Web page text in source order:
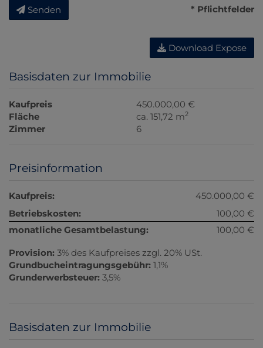
Senden * Pflichtfelder
Download Expose
Basisdaten zur Immobilie
Kaufpreis
450.000,00 €
Fläche
ca. 151,72 m2
Zimmer 6
Preisinformation
Kaufpreis:
450.000,00 €
Betriebskosten:
100,00 €
monatliche Gesamtbelastung:
100,00 €
Provision: 3% des Kaufpreises zzgl. 20% USt.
Grundbucheintragungsgebühr: 1,1%
Grunderwerbsteuer: 3,5%
Basisdaten zur Immobilie